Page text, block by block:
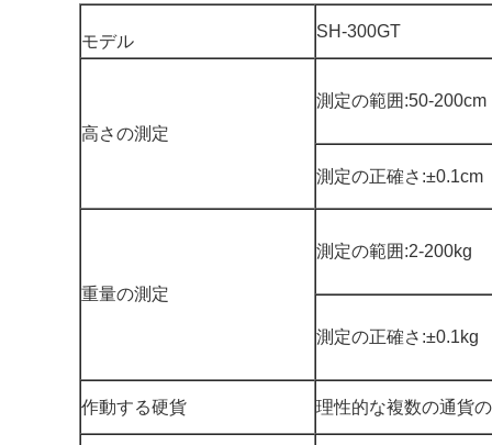
モデル
SH-300GT
高さの測定
測定の範囲:50-200cm
測定の正確さ:±0.1cm
重量の測定
測定の範囲:2-200kg
測定の正確さ:±0.1kg
作動する硬貨 理性的な複数の通貨